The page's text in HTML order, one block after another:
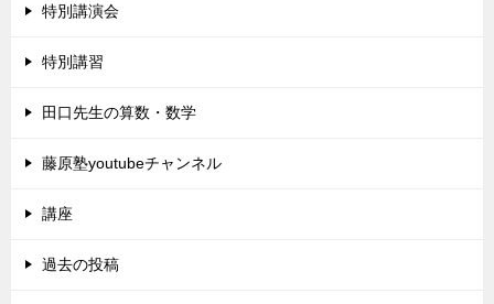
特別講演会
特別講習
田口先生の算数・数学
藤原塾youtubeチャンネル
講座
過去の投稿